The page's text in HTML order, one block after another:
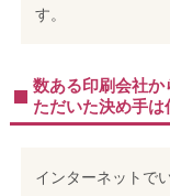
す。
数ある印刷会社
ただいた決め手は
インターネットで